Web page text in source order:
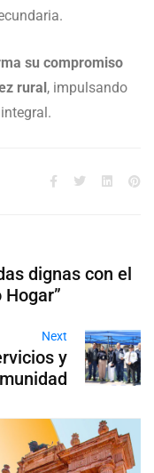
su compromiso
rural, impulsando
dignas con el
Next
y